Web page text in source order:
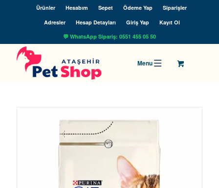
Ürünler Hesabım Sepet Ödeme Yap
Siparişler
Adresler
Hesap Detayları Giriş Yap
Kayıt Ol
💬 WhatsApp Sipariş: 0551 455 05 50